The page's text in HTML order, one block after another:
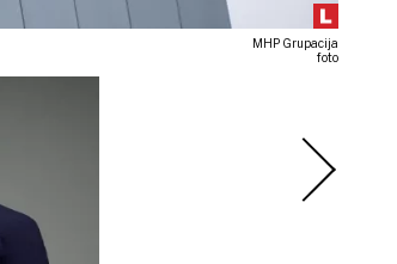
MHP Grupacija
foto